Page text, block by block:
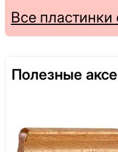
Все
Полезные